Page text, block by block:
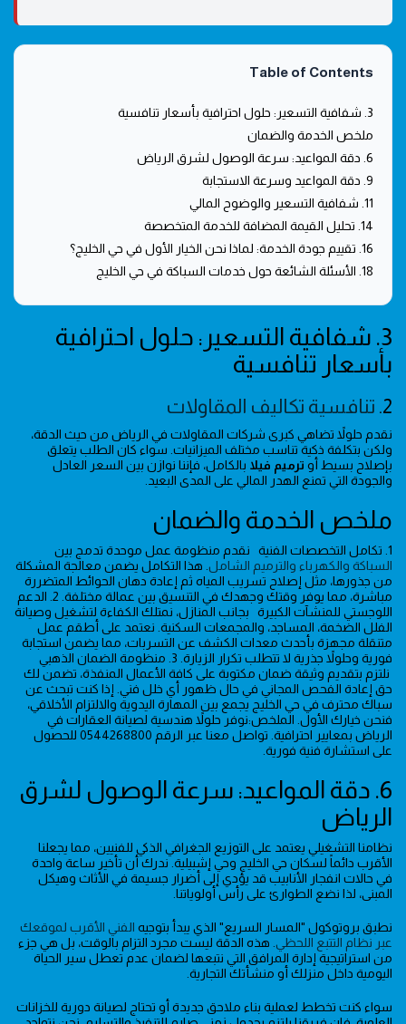
Table of Contents
3. شفافية التسعير: حلول احترافية بأسعار تنافسية
ملخص الخدمة والضمان
6. دقة المواعيد: سرعة الوصول لشرق الرياض
9. دقة المواعيد وسرعة الاستجابة
11. شفافية التسعير والوضوح المالي
14. تحليل القيمة المضافة للخدمة المتخصصة
16. تقييم جودة الخدمة: لماذا نحن الخيار الأول في حي الخليج؟
18. الأسئلة الشائعة حول خدمات السباكة في حي الخليج
3. شفافية التسعير: حلول احترافية
بأسعار تنافسية
2. تنافسية تكاليف المقاولات
نقدم حلولاً تضاهي كبرى شركات المقاولات في الرياض من حيث الدقة،
ولكن بتكلفة ذكية تناسب مختلف الميزانيات. سواء كان الطلب يتعلق
بإصلاح بسيط أو ترميم فيلا بالكامل، فإننا نوازن بين السعر العادل
والجودة التي تمنع الهدر المالي على المدى البعيد.
ملخص الخدمة والضمان
1. تكامل التخصصات الفنية نقدم منظومة عمل موحدة تدمج بين
السباكة والكهرباء والترميم الشامل . هذا التكامل يضمن معالجة المشكلة
من جذورها، مثل إصلاح تسريب المياه ثم إعادة دهان الحوائط المتضررة
مباشرة، مما يوفر وقتك وجهدك في التنسيق بين عمالة مختلفة. 2. الدعم
اللوجستي للمنشآت الكبيرة بجانب المنازل، نمتلك الكفاءة لتشغيل وصيانة
الفلل الضخمة، المساجد، والمجمعات السكنية. نعتمد على أطقم عمل
متنقلة مجهزة بأحدث معدات الكشف عن التسربات، مما يضمن استجابة
فورية وحلولاً جذرية لا تتطلب تكرار الزيارة. 3. منظومة الضمان الذهبي
نلتزم بتقديم وثيقة ضمان مكتوبة على كافة الأعمال المنفذة، تضمن لك
حق إعادة الفحص المجاني في حال ظهور أي خلل فني. إذا كنت تبحث عن
سباك محترف في حي الخليج يجمع بين المهارة اليدوية والالتزام الأخلاقي،
فنحن خيارك الأول. الملخص:نوفر حلولاً هندسية لصيانة العقارات في
الرياض بمعايير احترافية. تواصل معنا عبر الرقم 0544268800 للحصول
على استشارة فنية فورية.
6. دقة المواعيد: سرعة الوصول لشرق
الرياض
نظامنا التشغيلي يعتمد على التوزيع الجغرافي الذكي للفنيين، مما يجعلنا
الأقرب دائماً لسكان حي الخليج وحي إشبيلية. ندرك أن تأخير ساعة واحدة
في حالات انفجار الأنابيب قد يؤدي إلى أضرار جسيمة في الأثاث وهيكل
المبنى، لذا نضع الطوارئ على رأس أولوياتنا.
نطبق بروتوكول "المسار السريع" الذي يبدأ بتوجيه الفني الأقرب لموقعك
عبر نظام التتبع اللحظي . هذه الدقة ليست مجرد التزام بالوقت، بل هي جزء
من استراتيجية إدارة المرافق التي نتبعها لضمان عدم تعطل سير الحياة
اليومية داخل منزلك أو منشأتك التجارية.
سواء كنت تخطط لعملية بناء ملاحق جديدة أو تحتاج لصيانة دورية للخزانات